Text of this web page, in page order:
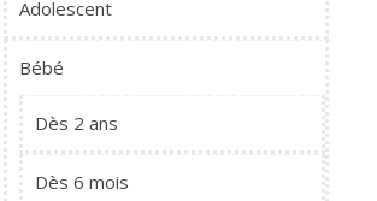
Adolescent
Bébé
Dès 2 ans
Dès 6 mois